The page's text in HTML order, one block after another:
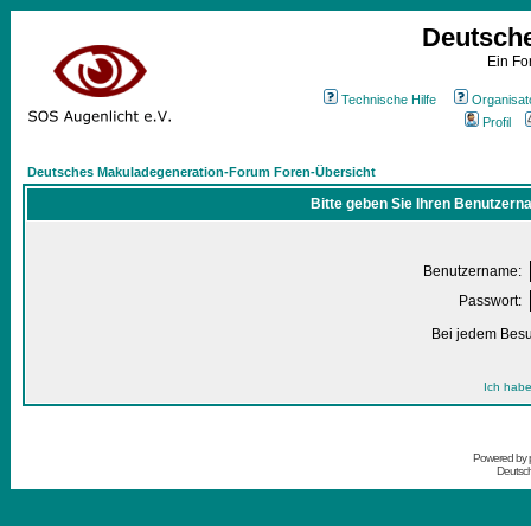
Ein
Technische Hilfe
Profil
Deutsches Makuladegeneration-Forum Foren-Übersicht
Bitte geben Sie Ihren
Benutzername:
Passwort:
Bei jedem
Ich
Powered by